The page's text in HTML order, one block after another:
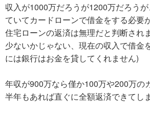
収入が1000万だろうが1200万だろう
ていてカードローンで借金をする必要
住宅ローンの返済は無理だと判断され
少ないかじゃない、現在の収入で借金
には銀行はお金を貸してくれません)
年収が900万なら僅か100万や200万の
半年もあれば直ぐに全額返済できてし